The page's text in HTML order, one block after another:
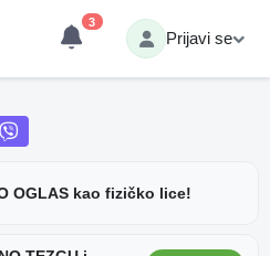
3
Prijavi se
OGLAS kao fizičko lice!